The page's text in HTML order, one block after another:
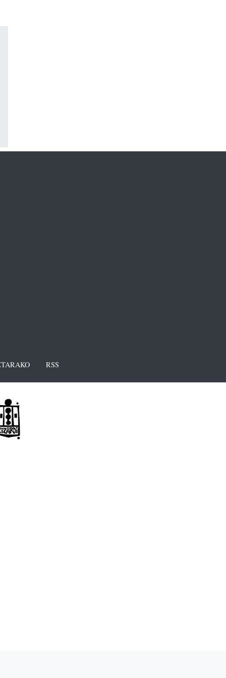
RSS